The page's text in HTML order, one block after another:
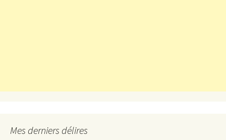
Mes derniers délires